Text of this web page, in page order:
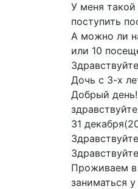
У меня
поступить
А можно ли
или 10
Дочь с 3-х
Добрый день!
31
Проживаем в
заниматься